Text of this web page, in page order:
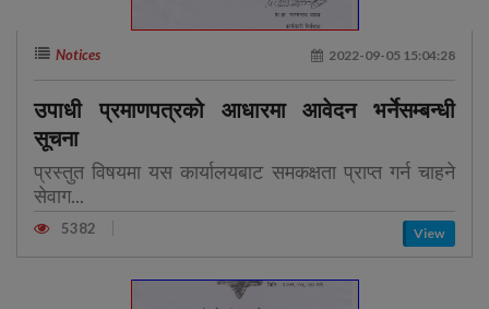
Notices 2022-09-05 15:04:28
उपाधी प्रमाणपत्रको आधारमा आवेदन भर्नेसम्बन्धी
सूचना
प्रस्तुत विषयमा यस कार्यालयबाट समकक्षता प्राप्त गर्न चाहने
सेवाग...
5382 View